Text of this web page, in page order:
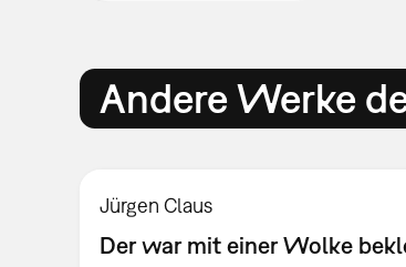
Andere Werke
Jürgen Claus
Der war mit einer Wolke